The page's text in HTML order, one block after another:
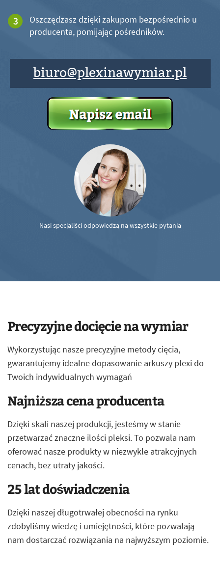
Oszczędzasz dzięki zakupom bezpośrednio u
producenta, pomijając pośredników.
biuro@plexinawymiar.pl
Nasi specjaliści odpowiedzą na wszystkie pytania
Precyzyjne docięcie na wymiar
Wykorzystując nasze precyzyjne metody cięcia,
gwarantujemy idealne dopasowanie arkuszy plexi do
Twoich indywidualnych wymagań
Najniższa cena producenta
Dzięki skali naszej produkcji, jesteśmy w stanie
przetwarzać znaczne ilości pleksi. To pozwala nam
oferować nasze produkty w niezwykle atrakcyjnych
cenach, bez utraty jakości.
25 lat doświadczenia
Dzięki naszej długotrwałej obecności na rynku
zdobyliśmy wiedzę i umiejętności, które pozwalają
nam dostarczać rozwiązania na najwyższym poziomie.